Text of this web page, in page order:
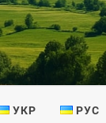
УКР РУС